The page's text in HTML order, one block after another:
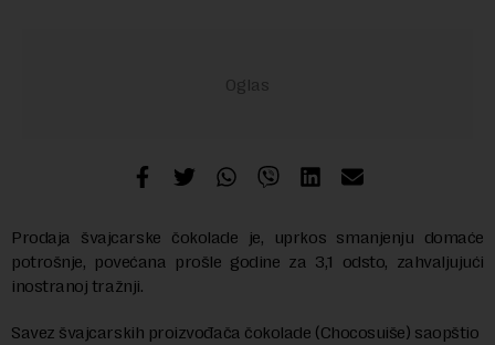
Prodaja švajcarske čokolade je, uprkos smanjenju domaće
potrošnje, povećana prošle godine za 3,1 odsto, zahvaljujući
inostranoj tražnji.
Savez švajcarskih proizvođača čokolade (Chocosuiše) saopštio